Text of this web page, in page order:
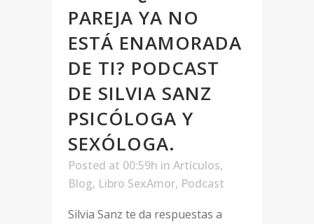
PAREJA YA NO
ESTÁ ENAMORADA
DE TI? PODCAST
DE SILVIA SANZ
PSICÓLOGA Y
SEXÓLOGA.
Posted at 00:59h in Artículos,
Blog, Libro SexAmor, Podcast
Silvia Sanz te da respuestas a